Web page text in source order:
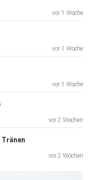
Tagtäglich und
Möglichkeiten,
für das moderne
Leben Tag für Tag,
vor 1 Woche
vor 1 Woche
vor 1 Woche
vor 2 Wochen
vor 2 Wochen